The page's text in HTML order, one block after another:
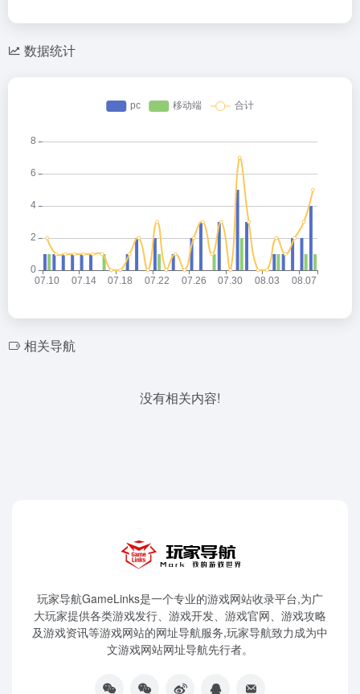
数据统计
相关导航
没有相关内容!
玩家导航GameLinks是一个专业的游戏网站收录平台,为广
大玩家提供各类游戏发行、游戏开发、游戏官网、游戏攻略
及游戏资讯等游戏网站的网址导航服务,玩家导航致力成为中
文游戏网站网址导航先行者。